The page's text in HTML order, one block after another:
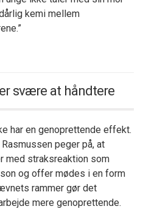
kemi mellem
svære at håndtere
har en genoprettende effekt.
peger på, at
med straksreaktion som
og offer mødes i en form
rammer gør det
mere genoprettende.